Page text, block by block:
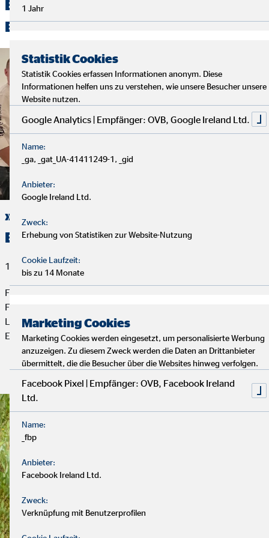
Entdecken Sie unsere spannenden
Beiträge
»Weihnachtspäckchen für
Braunschweig«
14. Januar 2022
Für die Weihnachtsfeier, die Martin und Jasmin Wagner für die
Führungskräfte und Mitarbeiterinnen und Mitarbeiter der OVB
Landesdirektion Wagner ausgerichtet hatten, hatte sich das
Ehepaar etwas Besonderes ausgedacht.
1 Jahr
Statistik Cookies
Statistik Cookies erfassen Informationen anonym. Diese
Informationen helfen uns zu verstehen, wie unsere Besucher unsere
Website nutzen.
Google Analytics | Empfänger: OVB, Google Ireland Ltd.
Name:
_ga, _gat_UA-41411249-1, _gid
Anbieter:
Google Ireland Ltd.
Zweck:
Erhebung von Statistiken zur Website-Nutzung
Cookie Laufzeit:
bis zu 14 Monate
Marketing Cookies
Marketing Cookies werden eingesetzt, um personalisierte Werbung
anzuzeigen. Zu diesem Zweck werden die Daten an Drittanbieter
übermittelt, die die Besucher über die Websites hinweg verfolgen.
Facebook Pixel | Empfänger: OVB, Facebook Ireland
Ltd.
Name:
_fbp
Anbieter:
Facebook Ireland Ltd.
Zweck:
Verknüpfung mit Benutzerprofilen